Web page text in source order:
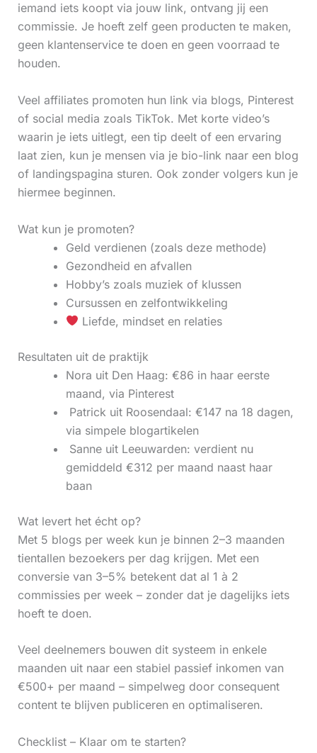
iemand iets koopt via jouw link, ontvang jij een
commissie. Je hoeft zelf geen producten te maken,
geen klantenservice te doen en geen voorraad te
houden.
Veel affiliates promoten hun link via blogs, Pinterest
of social media zoals TikTok. Met korte video’s
waarin je iets uitlegt, een tip deelt of een ervaring
laat zien, kun je mensen via je bio-link naar een blog
of landingspagina sturen. Ook zonder volgers kun je
hiermee beginnen.
Wat kun je promoten?
Geld verdienen (zoals deze methode)
Gezondheid en afvallen
Hobby’s zoals muziek of klussen
Cursussen en zelfontwikkeling
Liefde, mindset en relaties
Resultaten uit de praktijk
Nora uit Den Haag: €86 in haar eerste
maand, via Pinterest
‍ Patrick uit Roosendaal: €147 na 18 dagen,
via simpele blogartikelen
‍ Sanne uit Leeuwarden: verdient nu
gemiddeld €312 per maand naast haar
baan
Wat levert het écht op?
Met 5 blogs per week kun je binnen 2–3 maanden
tientallen bezoekers per dag krijgen. Met een
conversie van 3–5% betekent dat al 1 à 2
commissies per week – zonder dat je dagelijks iets
hoeft te doen.
Veel deelnemers bouwen dit systeem in enkele
maanden uit naar een stabiel passief inkomen van
€500+ per maand – simpelweg door consequent
content te blijven publiceren en optimaliseren.
Checklist – Klaar om te starten?